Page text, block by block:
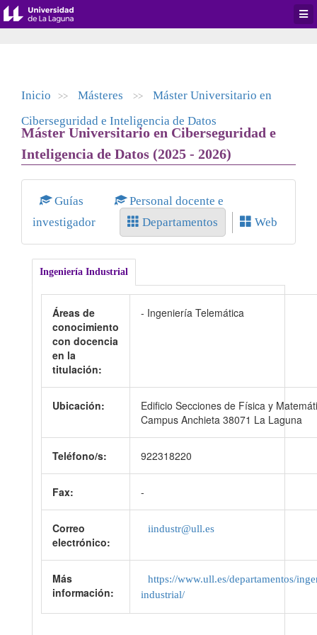
Inicio >> Másteres >>
Máster Universitario en
Ciberseguridad e Inteligencia de Datos
Máster Universitario en Ciberseguridad e
Inteligencia de Datos (2025 - 2026)
Guías
Personal docente e
investigador
Departamentos Web
Ingeniería Industrial
Áreas de
conocimiento
con docencia
en la
titulación:
- Ingeniería Telemática
Ubicación:
Edificio Secciones de Física y
Campus Anchieta 38071 La Laguna
Teléfono/s: 922318220
Fax: -
Correo
electrónico:
iindustr@ull.es
Más
información:
https://www.ull.es/departamentos/
industrial/